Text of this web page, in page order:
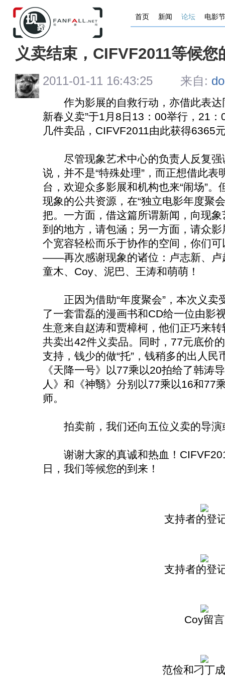
首页 新闻 论坛 电影节
义卖结束，CIFVF2011等候您
2011-01-11 16:43:25 来自:
作为影展的自救行动，亦借此表达
新春义卖”于1月8日13：00举行，21
几件卖品，CIFVF2011由此获得6365
尽管现象艺术中心的负责人反复强
说，并不是“特殊处理”，而正想借此
台，欢迎众多影展和机构也来“闹场”
现象的公共资源，在“独立电影年度聚
把。一方面，借这篇所谓新闻，向现
到的地方，请包涵；另一方面，请众
个宽容轻松而乐于协作的空间，你们
——再次感谢现象的诸位：卢志新、卢
童木、Coy、泥巴、王涛和萌萌！
正因为借助“年度聚会”，本次义卖
了一套雷磊的漫画书和CD给一位由影
生意来自赵涛和贾樟柯，他们正巧来
共卖出42件义卖品。同时，77元底价
支持，钱少的做“托”，钱稍多的出人
《天降一号》以77乘以20拍给了韩涛
人》和《神翳》分别以77乘以16和77
师。
拍卖前，我们还向五位义卖的导演
谢谢大家的真诚和热血！
日，我们等候您的到来！
支持者的登
支持者的登
Coy留言
范俭和刁丁